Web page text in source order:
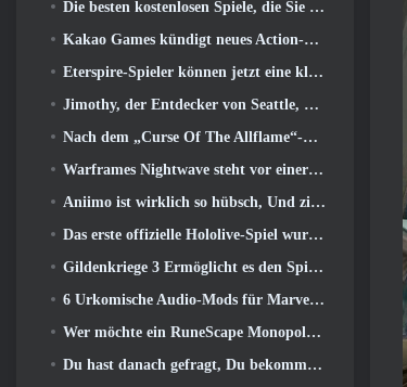
Die besten kostenlosen Spiele, die Sie mit Ihrem Team genießen können (2026)
Kakao Games kündigt neues Action-Rollenspiel an, Wächterin
Eterspire-Spieler können jetzt eine kleine Zeitreise unternehmen … als Belohnung
Jimothy, der Entdecker von Seattle, hat Verbindungen zu ArenaNet, Also fügen sie es natürlich zu Guild Wars hinzu 2
Nach dem „Curse Of The Allflame“-Update kündigt Path of Exile mehrere Änderungen an, die auf Feedback basieren
Warframes Nightwave steht vor einer schockierenden Rückkehr
Aniimo ist wirklich so hübsch, Und ziemlich chillig
Das erste offizielle Hololive-Spiel wurde diese Woche veröffentlicht
Gildenkriege 3 Ermöglicht es den Spielern, die Welt von Tyria zu erleben, bevor die Drachenältesten erwachten
6 Urkomische Audio-Mods für Marvel Rivals, die man unbedingt ausprobieren muss
Wer möchte ein RuneScape Monopoly-Spiel?? Weil man unterwegs ist
Du hast danach gefragt, Du bekommst sie. Drachen kommen online nach Albion